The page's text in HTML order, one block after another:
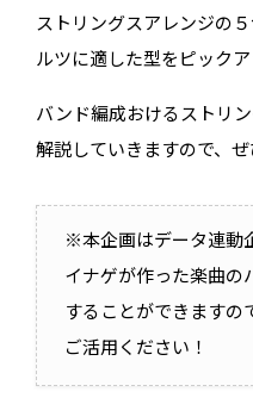
ストリングスアレンジの
ルツに適した型をピック
バンド編成おけるストリ
解説していきますので、
※本企画はデータ連動
イナゲが作った楽曲の
することができますの
ご活用ください！